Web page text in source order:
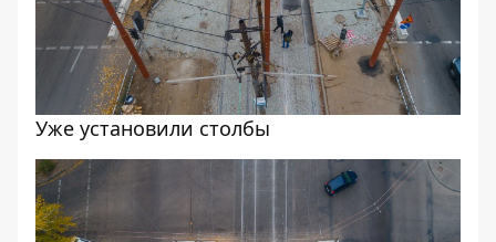
Уже установили столбы